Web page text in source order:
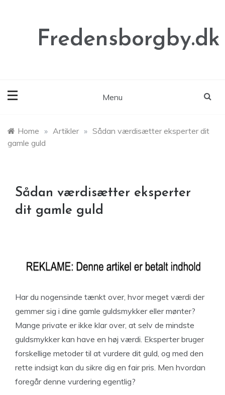
Fredensborgby.dk
Menu
Home » Artikler » Sådan værdisætter eksperter dit
gamle guld
Sådan værdisætter eksperter
dit gamle guld
Har du nogensinde tænkt over, hvor meget værdi der
gemmer sig i dine gamle guldsmykker eller mønter?
Mange private er ikke klar over, at selv de mindste
guldsmykker kan have en høj værdi. Eksperter bruger
forskellige metoder til at vurdere dit guld, og med den
rette indsigt kan du sikre dig en fair pris. Men hvordan
foregår denne vurdering egentlig?